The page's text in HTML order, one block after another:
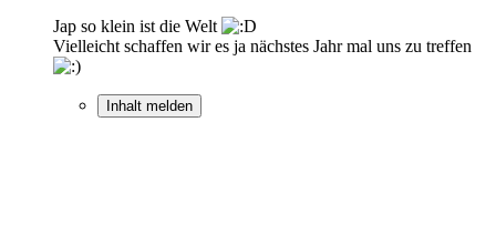
Jap so klein ist die Welt
Vielleicht schaffen wir es ja nächstes Jahr mal uns zu treffen
Inhalt melden